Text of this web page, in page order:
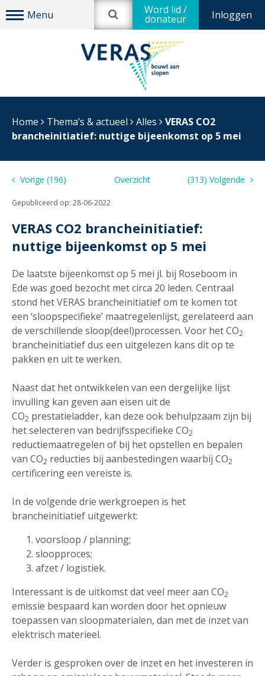
Inloggen
Word lid /
donateur
Home Thema’s & actueel Alles
VERAS CO2
brancheinitiatief: nuttige bijeenkomst op 5 mei
Vorige (196) Overzicht (313) Volgende
Gepubliceerd op: 28-06-2022
VERAS CO2 brancheinitiatief:
nuttige bijeenkomst op 5 mei
De laatste bijeenkomst op 5 mei jl. bij Roseboom in
Ede was goed bezocht met circa 20 leden. Centraal
stond het VERAS brancheinitiatief om te komen tot
een ‘sloopspecifieke’ maatregelenlijst, gerelateerd aan
de verschillende sloop(deel)processen. Voor het CO2
brancheinitiatief dus een uitgelezen kans dit op te
pakken en uit te werken.
Naast dat het ontwikkelen van een dergelijke lijst
invulling kan geven aan eisen uit de
CO2 prestatieladder, kan deze ook behulpzaam zijn bij
het selecteren van bedrijfsspecifieke CO2
reductiemaatregelen of bij het opstellen en bepalen
van CO2 reducties bij aanbestedingen waarbij CO2
certificering een vereiste is.
In de volgende drie werkgroepen is het
brancheinitiatief uitgewerkt:
voorsloop / planning;
sloopproces;
afzet / logistiek.
Interessant is de uitkomst dat veel meer aan CO2
emissie bespaard kan worden door het opnieuw
toepassen van sloopmaterialen, dan met de inzet van
elektrisch materieel.
Verder is gesproken over de inzet en het investeren in